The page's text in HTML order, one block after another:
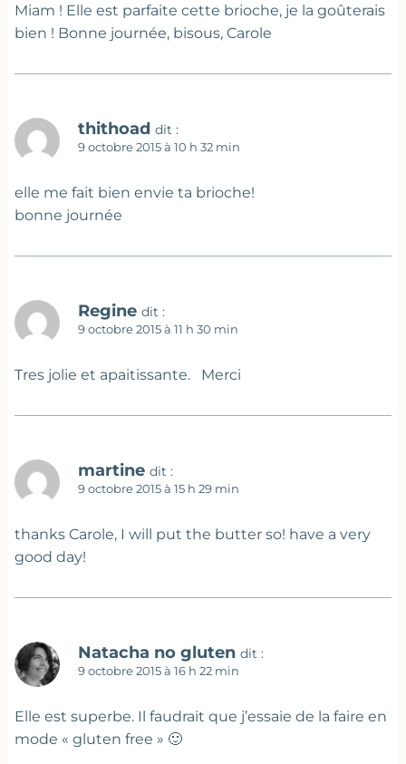
Miam ! Elle est parfaite cette brioche, je la goûterais
bien ! Bonne journée, bisous, Carole
thithoad dit :
9 octobre 2015 à 10 h 32 min
elle me fait bien envie ta brioche!
bonne journée
Regine dit :
9 octobre 2015 à 11 h 30 min
Tres jolie et apaitissante. Merci
martine dit :
9 octobre 2015 à 15 h 29 min
thanks Carole, I will put the butter so! have a very
good day!
Natacha no gluten dit :
9 octobre 2015 à 16 h 22 min
Elle est superbe. Il faudrait que j’essaie de la faire en
mode « gluten free » 🙂